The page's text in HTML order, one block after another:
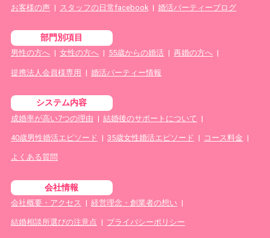
お客様の声| スタッフの日常facebook | 婚活パーティーブログ
部門別項目
男性の方へ| 女性の方へ | 55歳からの婚活 | 再婚の方へ |
提携法人会員様専用 | 婚活パーティー情報
システム内容
成婚率が高い7つの理由 | 結婚後のサポートについて |
40歳男性婚活エピソード | 35歳女性婚活エピソード | コース料金 |
よくある質問
会社情報
会社概要・アクセス | 経営理念・創業者の想い |
結婚相談所選びの注意点 | プライバシーポリシー